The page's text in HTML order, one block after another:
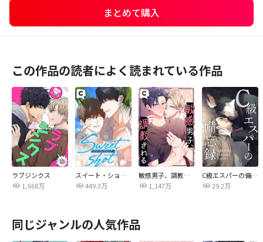
まとめて購入
この作品の読者によく読まれている作品
ラブジンクス
1,668万
スイート・ショット
449.3万
敏感男子、調教される
1,147万
C級エスパーの備忘録
29.2万
同じジャンルの人気作品